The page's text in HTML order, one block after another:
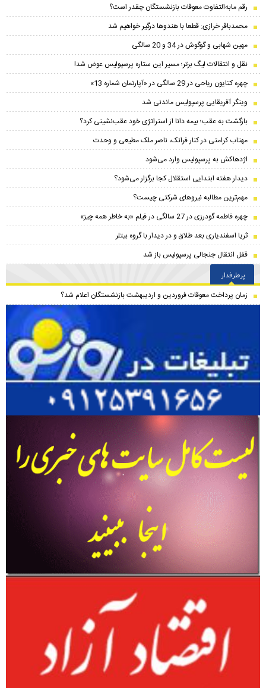
رقم مابه‌‌التفاوت معوقات بازنشستگان چقدر است؟
محمدباقر خرازی: قطعا با هندوها درگیر خواهیم شد
مهین شهابی و گوگوش در 34 و 20 سالگی
نقل و انتقالات لیگ برتر؛ مسیر این ستاره پرسپولیس عوض شد!
چهره کتایون ریاحی در 29 سالگی در «آپارتمان شماره 13»
وینگر آفریقایی پرسپولیس ماندنی شد
بازگشت به عقب؛ بیمه دانا از استراتژی خود عقب‌نشینی کرد؟
مهتاب کرامتی در کنار فرانک، ناصر ملک مطیعی و وحدت
اژدهاکش به پرسپولیس وارد می‌شود
دیدار هفته ابتدایی استقلال کجا برگزار می‌شود؟
مهم‌ترین مطالبه نیروهای شرکتی چیست؟
چهره فاطمه گودرزی در 27 سالگی در فیلم «به خاطر همه چیز»
ثریا اسفندیاری بعد طلاق و در دیدار با گروه بیتلر
قفل انتقال جنجالی پرسپولیس باز شد
پرطرفدار
زمان پرداخت معوقات فروردین و اردیبهشت بازنشستگان اعلام شد؟